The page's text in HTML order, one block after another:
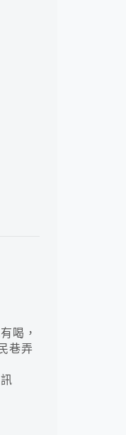
喝，
巷弄